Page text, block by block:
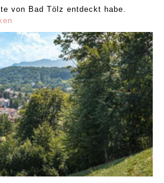
von Bad Tölz entdeckt habe.